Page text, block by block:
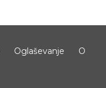
Oglaševanje
O